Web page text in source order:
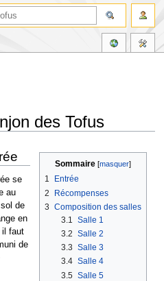
des Tofus
Sommaire
1
Entrée
2
Récompenses
3 Composition des salles
3.1
Salle 1
3.2 Salle 2
3.3 Salle 3
3.4 Salle 4
3.5 Salle 5
se
au
de
en
il faut
de